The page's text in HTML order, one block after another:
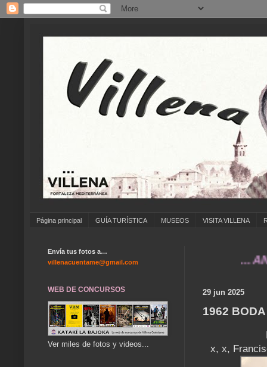
Página principal GUÍA TURÍSTICA MUSEOS VISITA VILLENA
...
29 jun 2025
1962
x, x,
Envía tus fotos a…
villenacuentame@gmail.com
WEB DE CONCURSOS
Ver miles de fotos y videos...